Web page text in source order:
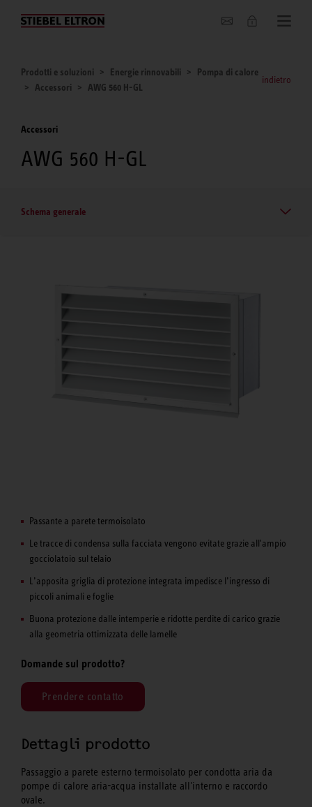
Chi siamo
Prodotti e soluzioni Energie rinnovabili
Pompa di calore
Accessori
AWG 560 H-GL
indietro
Accessori
AWG 560 H-GL
Schema generale
Passante a parete termoisolato
Le tracce di condensa sulla facciata vengono evitate grazie all'ampio
gocciolatoio sul telaio
L’apposita griglia di protezione integrata impedisce l’ingresso di
piccoli animali e foglie
Buona protezione dalle intemperie e ridotte perdite di carico grazie
alla geometria ottimizzata delle lamelle
Domande sul prodotto?
Prendere contatto
Dettagli prodotto
Passaggio a parete esterno termoisolato per condotta aria da
pompe di calore aria-acqua installate all'interno e raccordo
ovale.